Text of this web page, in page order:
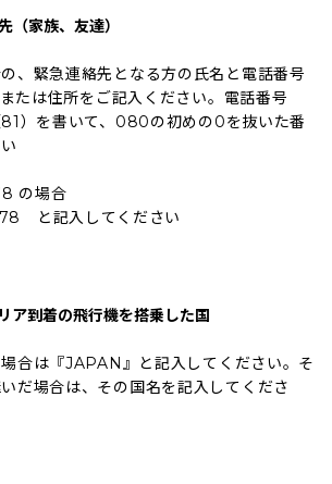
（家族、友達）
、緊急連絡先となる方の氏名と電話番号
たは住所をご記入ください。電話番号
）を書いて、080の初めの0を抜いた番
の場合
と記入してください
ア到着の飛行機を搭乗した国
合は『JAPAN』と記入してください。そ
だ場合は、その国名を記入してくださ